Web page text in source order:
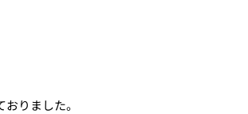
りました。